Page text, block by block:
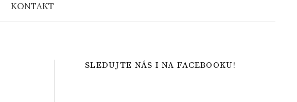
KONTAKT
SLEDUJTE NÁS I NA FACEBOOKU!